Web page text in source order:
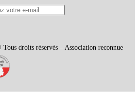
droits réservés – Association reconnue